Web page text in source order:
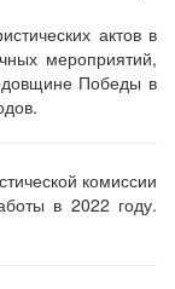
актов в
мероприятий,
Победы в
комиссии
в 2022 году.